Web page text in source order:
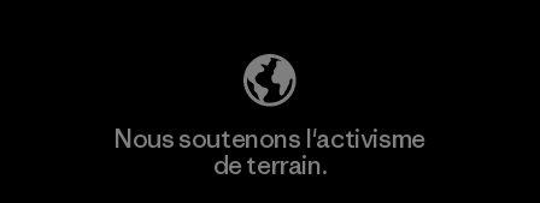
Nous soutenons l'activisme
de terrain.